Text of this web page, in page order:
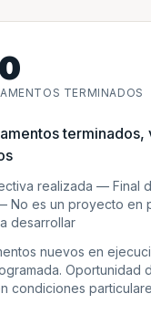
TERMINADOS
terminados,
realizada — Final
No es un proyecto en
desarrollar
nuevos en
Oportunidad
condiciones